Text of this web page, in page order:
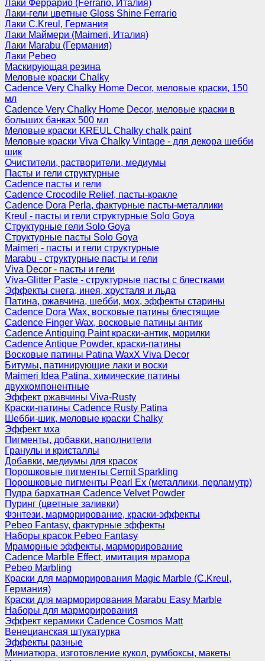
Лаки Феррарио (Ferrario, Италия)
Лаки-гели цветные Gloss Shine Ferrario
Лаки C.Kreul, Германия
Лаки Маймери (Maimeri, Италия)
Лаки Marabu (Германия)
Лаки Pebeo
Маскирующая резина
Меловые краски Chalky
Cadence Very Chalky Home Decor, меловые краски, 150
мл
Cadence Very Chalky Home Decor, меловые краски в
больших банках 500 мл
Меловые краски KREUL Chalky chalk paint
Меловые краски Viva Chalky Vintage - для декора шебби
шик
Очистители, растворители, медиумы
Пасты и гели структурные
Cadence пасты и гели
Cadence Crocodile Relief, пасты-кракле
Cadence Dora Perla, фактурные пасты-металлики
Kreul - пасты и гели структурные Solo Goya
Структурные гели Solo Goya
Структурные пасты Solo Goya
Maimeri - пасты и гели структурные
Marabu - структурные пасты и гели
Viva Decor - пасты и гели
Viva-Glitter Paste - структурные пасты с блестками
Эффекты снега, инея, хрусталя и льда
Патина, ржавчина, шебби, мох, эффекты старины
Cadence Dora Wax, восковые патины блестящие
Cadence Finger Wax, восковые патины антик
Сadence Antiquing Paint краски-антик, морилки
Cadence Antique Powder, краски-патины
Восковые патины Patina WaxX Viva Decor
Битумы, патинирующие лаки и воски
Maimeri Idea Patina, химические патины
двухкомпонентные
Эффект ржавчины Viva-Rusty
Краски-патины Cadence Rusty Patina
Шебби-шик, меловые краски Chalky
Эффект мха
Пигменты, добавки, наполнители
Гранулы и кристаллы
Добавки, медиумы для красок
Порошковые пигменты Cernit Sparkling
Порошковые пигменты Pearl Ex (металлики, перламутр)
Пудра бархатная Cadence Velvet Powder
Пуринг (цветные заливки)
Фэнтези, марморирование, краски-эффекты
Pebeo Fantasy, фактурные эффекты
Наборы красок Pebeo Fantasy
Мраморные эффекты, марморирование
Cadence Marble Effect, имитация мрамора
Pebeo Marbling
Краски для марморирования Magic Marble (C.Kreul,
Германия)
Краски для марморирования Marabu Easy Marble
Наборы для марморирования
Эффект керамики Cadence Cosmos Matt
Венецианская штукатурка
Эффекты разные
Миниатюра, изготовление кукол, румбоксы, макеты